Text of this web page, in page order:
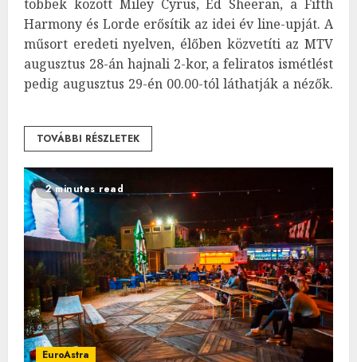
többek között Miley Cyrus, Ed Sheeran, a Fifth
Harmony és Lorde erősítik az idei év line-upját. A
műsort eredeti nyelven, élőben közvetíti az MTV
augusztus 28-án hajnali 2-kor, a feliratos ismétlést
pedig augusztus 29-én 00.00-tól láthatják a nézők.
TOVÁBBI RÉSZLETEK
2 minutes read
EuroAstra